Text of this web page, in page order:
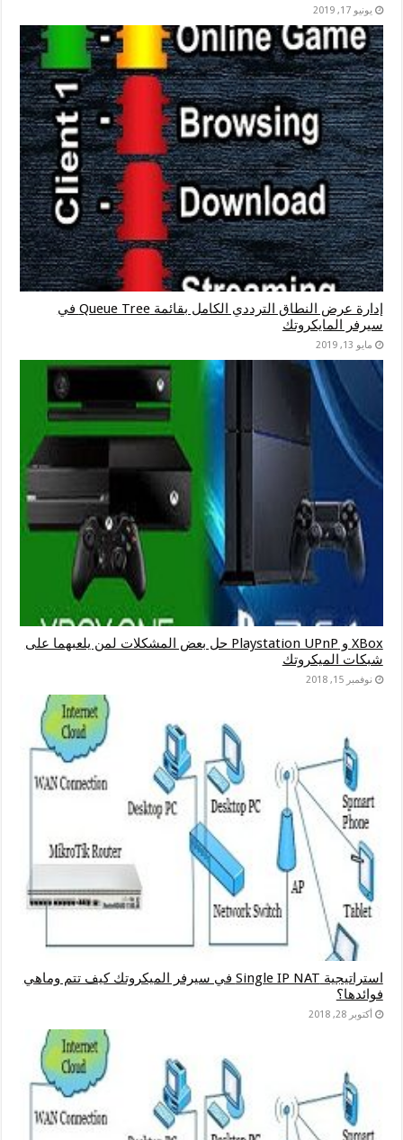
يونيو 17, 2019
إدارة عرض النطاق الترددي الكامل بقائمة Queue Tree في
سيرفر المايكروتك
مايو 13, 2019
XBox و Playstation UPnP حل بعض المشكلات لمن يلعبهما على
شبكات الميكروتك
نوفمبر 15, 2018
استراتيجية Single IP NAT في سيرفر الميكروتك كيف تتم وماهي
فوائدها؟
أكتوبر 28, 2018